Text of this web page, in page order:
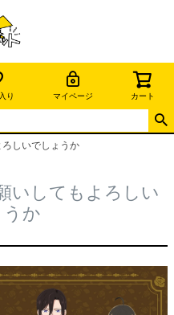
り マイページ カート
しいでしょうか
いしてもよろしい
か